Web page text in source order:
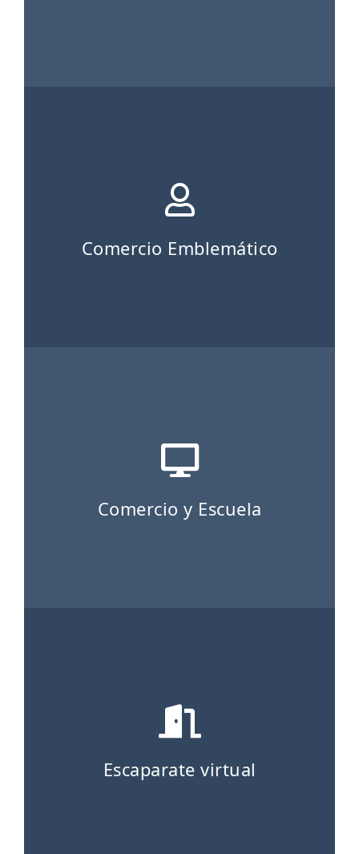
Comercio Emblemático
Comercio y Escuela
Escaparate virtual